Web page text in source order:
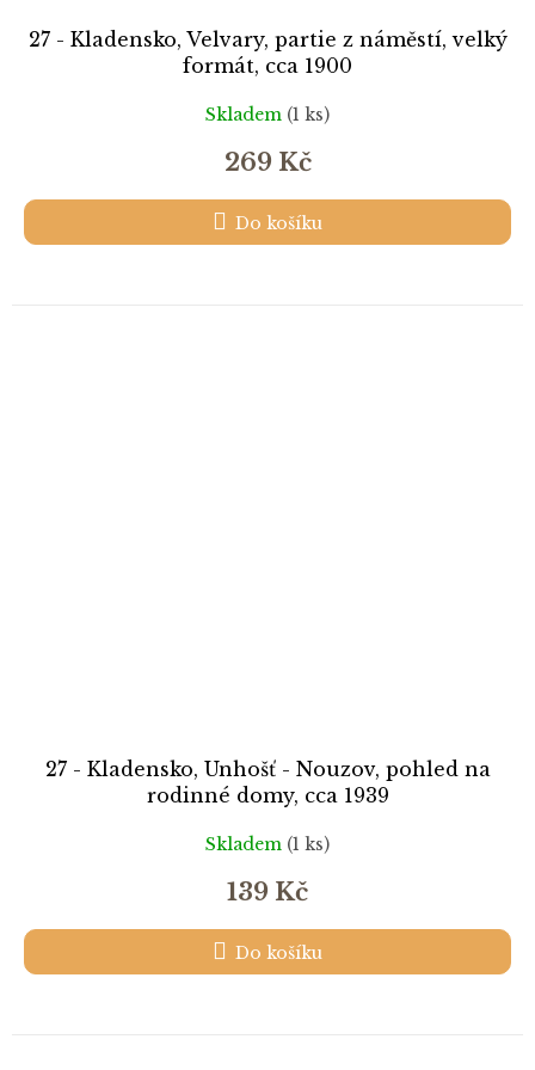
27 - Kladensko, Velvary, partie z náměstí, velký
formát, cca 1900
Skladem (1 ks)
269 Kč
Do košíku
27 - Kladensko, Unhošť - Nouzov, pohled na
rodinné domy, cca 1939
Skladem (1 ks)
139 Kč
Do košíku